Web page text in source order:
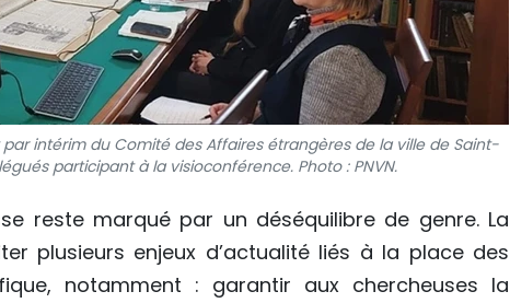
intérim du Comité des Affaires étrangères de la ville de Saint-
participant à la visioconférence.Photo : PNVN.
reste marqué par un déséquilibre de genre. La
plusieurs enjeux d’actualité liés à la place des
notamment : garantir aux chercheuses la